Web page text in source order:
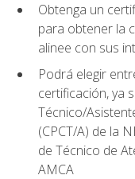
Obtenga un
para obtener la
alinee con sus
Podrá elegir
certificación, ya
Técnico/
(CPCT/A) de la
de Técnico de
AMCA